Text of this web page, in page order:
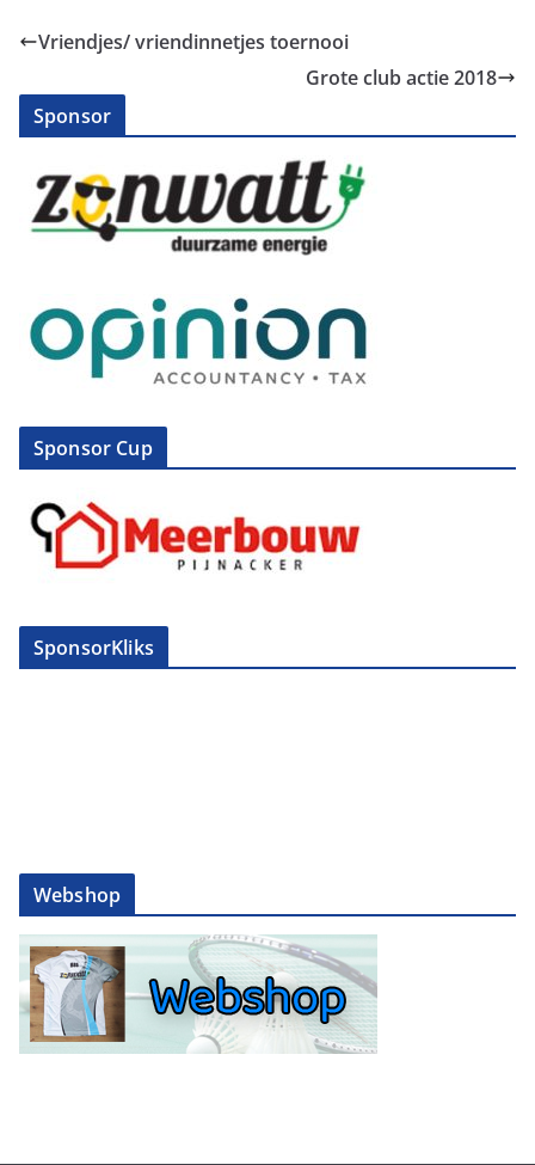
Vriendjes/ vriendinnetjes toernooi
Grote club actie 2018
Sponsor
Sponsor Cup
SponsorKliks
Webshop